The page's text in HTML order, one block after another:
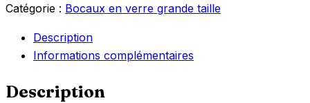
Catégorie : Bocaux en verre grande taille
Description
Informations complémentaires
Description